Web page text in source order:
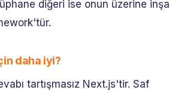
diğeri ise onun üzerine inşa
daha iyi?
tartışmasız Next.js'tir. Saf